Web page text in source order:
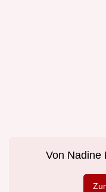
Von Nadine